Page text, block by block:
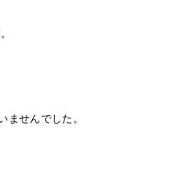
ませんでした。